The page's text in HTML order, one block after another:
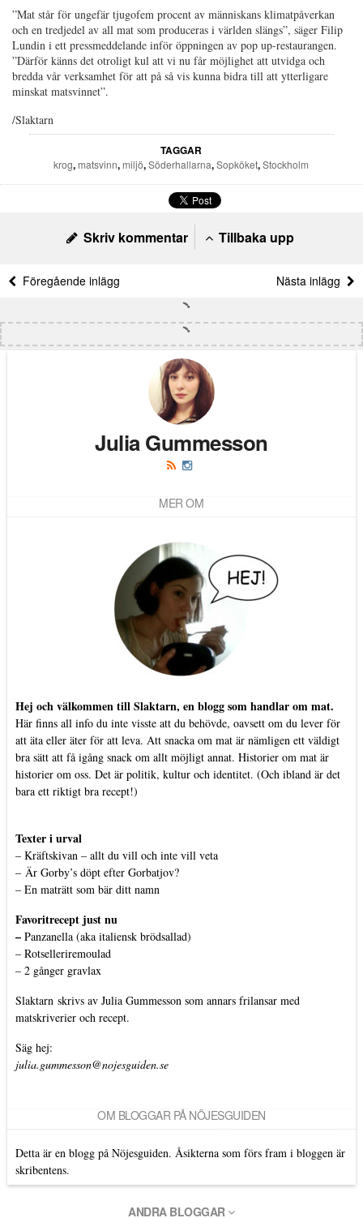
”Mat står för ungefär tjugofem procent av människans klimatpåverkan
och en tredjedel av all mat som produceras i världen slängs”, säger Filip
Lundin i ett pressmeddelande inför öppningen av pop up-restaurangen.
”Därför känns det otroligt kul att vi nu får möjlighet att utvidga och
bredda vår verksamhet för att på så vis kunna bidra till att ytterligare
minskat matsvinnet”.
/Slaktarn
TAGGAR
krog,matsvinn,miljö,Söderhallarna,Sopköket,Stockholm
Skriv kommentar Tillbaka upp
Föregående inlägg Nästa inlägg
Julia Gummesson
MER OM
Hej och välkommen till Slaktarn, en blogg som handlar om mat.
Här finns all info du inte visste att du behövde, oavsett om du lever för
att äta eller äter för att leva. Att snacka om mat är nämligen ett väldigt
bra sätt att få igång snack om allt möjligt annat. Historier om mat är
historier om oss. Det är politik, kultur och identitet. (Och ibland är det
bara ett riktigt bra recept!)
Texter i urval
– Kräftskivan – allt du vill och inte vill veta
– Är Gorby’s döpt efter Gorbatjov?
– En maträtt som bär ditt namn
Favoritrecept just nu
– Panzanella (aka italiensk brödsallad)
– Rotselleriremoulad
– 2 gånger gravlax
Slaktarn skrivs av Julia Gummesson som annars frilansar med
matskriverier och recept.
Säg hej:
julia.gummesson@nojesguiden.se
OM BLOGGAR PÅ NÖJESGUIDEN
Detta är en blogg på Nöjesguiden. Åsikterna som förs fram i bloggen är
skribentens.
ANDRA BLOGGAR